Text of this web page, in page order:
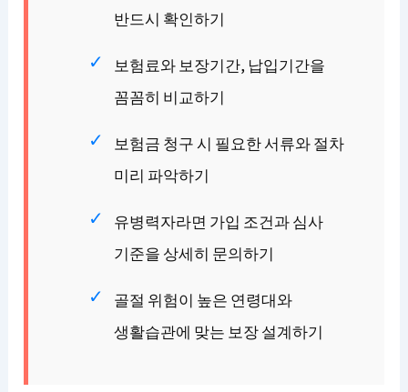
반드시 확인하기
보험료와 보장기간, 납입기간을
꼼꼼히 비교하기
보험금 청구 시 필요한 서류와 절차
미리 파악하기
유병력자라면 가입 조건과 심사
기준을 상세히 문의하기
골절 위험이 높은 연령대와
생활습관에 맞는 보장 설계하기